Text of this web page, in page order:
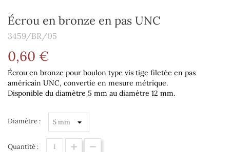
Écrou en bronze en pas UNC
3459/BR/05
0,60 €
Écrou en bronze pour boulon type vis tige filetée en pas
américain UNC, convertie en mesure métrique.
Disponible du diamètre 5 mm au diamètre 12 mm.
Diamètre :
Quantité :